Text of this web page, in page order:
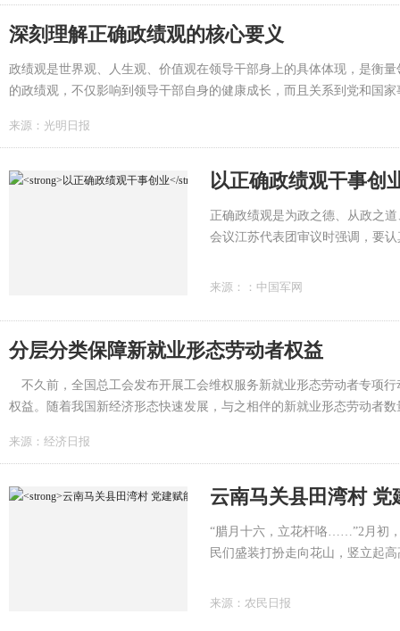
深刻理解正确政绩观的核心要义
政绩观是世界观、人生观、价值观在领导干部身上的具体体现，是衡
的政绩观，不仅影响到领导干部自身的健康成长，而且关系到党和国
揭示了正确政绩观的科学内涵和核心要义，为党员干部特别是领导干
来源： 光明日报
以正确政绩观干事创
正确政绩观是为政之德、从政之
会议江苏代表团审议时强调，要
民、历史检验的实绩。广大党员
征程上不断实现新作为、作出新业
来源： ：中国军网
分层分类保障新就业形态劳动者权益
不久前，全国总工会发布开展工会维权服务新就业形态劳动者专项
权益。随着我国新经济形态快速发展，与之相伴的新就业形态劳动者
来源： 经济日报
云南马关县田湾村 党
“腊月十六，立花杆咯……”2月初
民们盛装打扮走向花山，竖立起
年关才陆陆续续回来。这两年村
来源： 农民日报